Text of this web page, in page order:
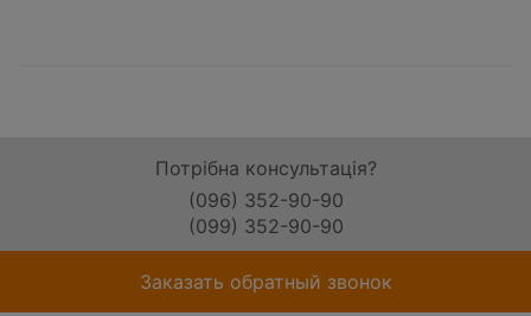
Потрібна консультація?
(096) 352-90-90
(099) 352-90-90
Заказать обратный звонок